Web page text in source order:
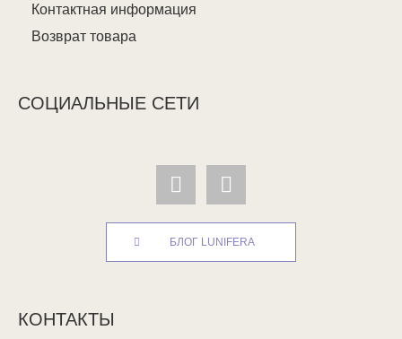
Контактная информация
Возврат товара
СОЦИАЛЬНЫЕ СЕТИ
БЛОГ LUNIFERA
КОНТАКТЫ